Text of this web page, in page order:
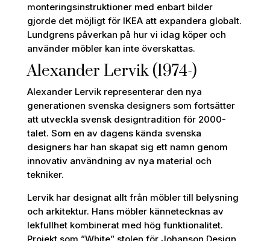
monteringsinstruktioner med enbart bilder
gjorde det möjligt för IKEA att expandera globalt.
Lundgrens påverkan på hur vi idag köper och
använder möbler kan inte överskattas.
Alexander Lervik (1974-)
Alexander Lervik representerar den nya
generationen svenska designers som fortsätter
att utveckla svensk designtradition för 2000-
talet. Som en av dagens kända svenska
designers har han skapat sig ett namn genom
innovativ användning av nya material och
tekniker.
Lervik har designat allt från möbler till belysning
och arkitektur. Hans möbler kännetecknas av
lekfullhet kombinerat med hög funktionalitet.